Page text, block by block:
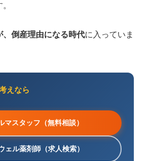
、倒産理由になる時代に入っていま
えなら
マスタッフ（無料相談）
ェル薬剤師（求人検索）